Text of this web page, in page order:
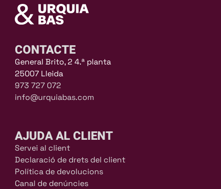
CONTACTE
General Brito, 2 4.ª planta
25007 Lleida
973 727 072
info@urquiabas.com
AJUDA AL CLIENT
Servei al client
Declaració de drets del client
Política de devolucions
Canal de denúncies